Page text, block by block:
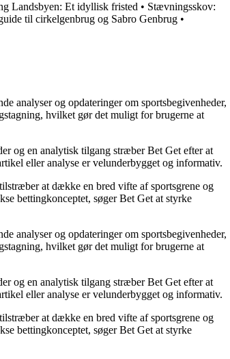
Landsbyen: Et idyllisk fristed • Stævningsskov:
til cirkelgenbrug og Sabro Genbrug •
analyser og opdateringer om sportsbegivenheder,
hvilket gør det muligt for brugerne at
og en analytisk tilgang stræber Bet Get efter at
eller analyse er velunderbygget og informativ.
at dække en bred vifte af sportsgrene og
bettingkonceptet, søger Bet Get at styrke
analyser og opdateringer om sportsbegivenheder,
hvilket gør det muligt for brugerne at
og en analytisk tilgang stræber Bet Get efter at
eller analyse er velunderbygget og informativ.
at dække en bred vifte af sportsgrene og
bettingkonceptet, søger Bet Get at styrke